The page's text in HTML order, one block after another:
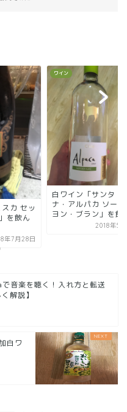
カ セッ
を飲ん
年7月28日
ワイン
白ワイン「サンタ・
ナ・アルパカ ソー
ヨン・ブラン」を飲
2018年5
楽を聴く！入れ方と転送
解説】
白ワ